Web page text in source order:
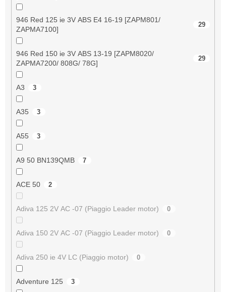
946 Red 125 ie 3V ABS E4 16-19 [ZAPM801/
ZAPMA7100]
29
946 Red 150 ie 3V ABS 13-19 [ZAPM8020/
ZAPMA7200/ 808G/ 78G]
29
A3 3
A35 3
A55 3
A9 50 BN139QMB 7
ACE 50 2
Adiva 125 2V AC -07 (Piaggio Leader motor) 0
Adiva 150 2V AC -07 (Piaggio Leader motor) 0
Adiva 250 ie 4V LC (Piaggio motor) 0
Adventure 125 3